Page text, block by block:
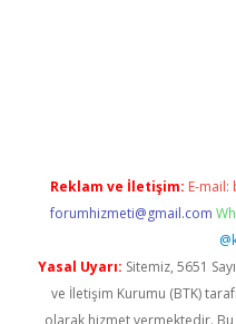
Reklam ve İletişim: E-mail:
forumhizmeti@gmail.com
Yasal Uyarı: Sitemiz, 5651
ve İletişim Kurumu (BTK)
olarak hizmet vermektedir.